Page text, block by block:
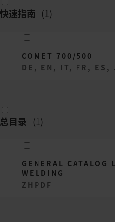
快速指南 (1)
COMET 700/500
DE, EN, IT, FR, ES,
总目录 (1)
GENERAL CATALOG
WELDING
ZH PDF